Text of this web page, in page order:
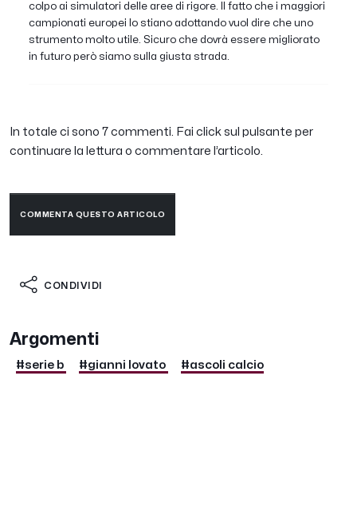
colpo ai simulatori delle aree di rigore. Il fatto che i maggiori
campionati europei lo stiano adottando vuol dire che uno
strumento molto utile. Sicuro che dovrà essere migliorato
in futuro però siamo sulla giusta strada.
In totale ci sono 7 commenti. Fai click sul pulsante per
continuare la lettura o commentare l’articolo.
COMMENTA QUESTO ARTICOLO
CONDIVIDI
Argomenti
#serie b #gianni lovato #ascoli calcio